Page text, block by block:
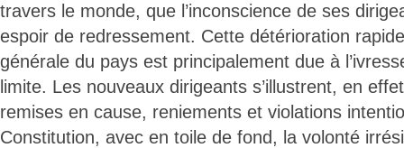
travers le monde, que l’inconscience de ses
espoir de redressement. Cette détérioration
générale du pays est principalement due à
limite. Les nouveaux dirigeants s’illustrent, en
remises en cause, reniements et violations
Constitution, avec en toile de fond, la volonté